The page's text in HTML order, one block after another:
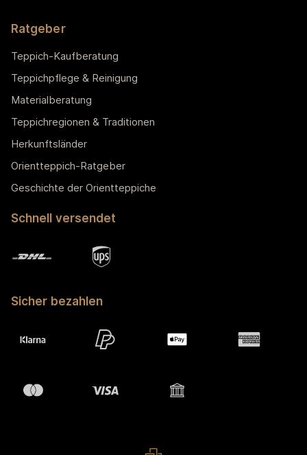
Ratgeber
Teppich-Kaufberatung
Teppichpflege & Reinigung
Materialberatung
Teppichregionen & Traditionen
Herkunftsländer
Orientteppich-Ratgeber
Geschichte der Orientteppiche
Schnell versendet
Sicher bezahlen